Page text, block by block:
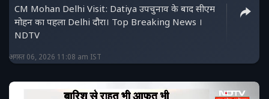
CM Mohan Delhi Visit: Datiya उपचुनाव के बाद सीएम
मोहन का पहला Delhi दौरा। Top Breaking News ।
NDTV
अगस्त 06, 2026 11:08 am IST